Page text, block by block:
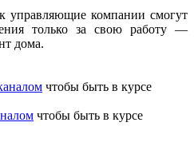
управляющие компании смогут
только за свою работу —
дома.
чтобы быть в курсе
чтобы быть в курсе